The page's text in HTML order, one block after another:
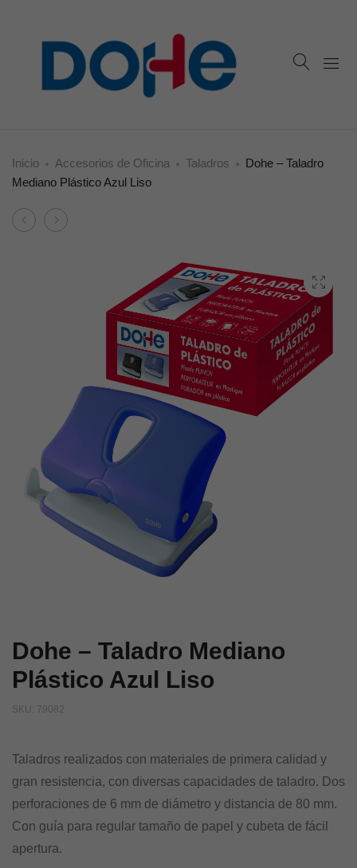
Inicio Accesorios de Oficina Taladros
Dohe – Taladro
Mediano Plástico Azul Liso
Product
Dohe
Dohe
Dohe – Taladro Mediano
Plástico Azul Liso
SKU: 79082
Taladros realizados con materiales de primera calidad y
gran resistencia, con diversas capacidades de taladro. Dos
perforaciones de 6 mm de diámetro y distancia de 80 mm.
Con guía para regular tamaño de papel y cubeta de fácil
apertura.